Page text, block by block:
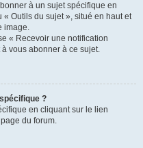
à un sujet spécifique en
Outils du sujet », situé en haut et
image.
« Recevoir une notification
vous abonner à ce sujet.
?
en cliquant sur le lien
du forum.